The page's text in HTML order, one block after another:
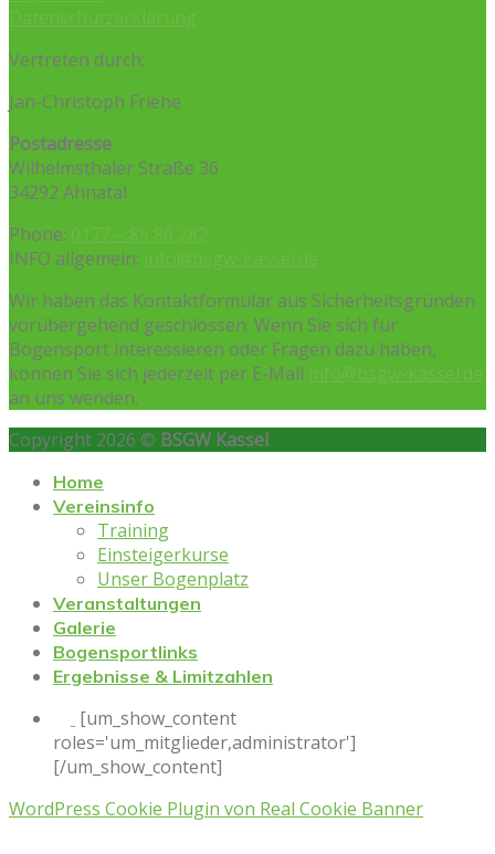
Datenschutzerklärung
Vertreten durch:
Jan-Christoph Friehe
Postadresse
Wilhelmsthaler Straße 36
34292 Ahnatal
Phone: 0177 – 85 80 282
INFO allgemein: info@bsgw-kassel.de
Wir haben das Kontaktformular aus Sicherheitsgründen
vorübergehend geschlossen. Wenn Sie sich für
Bogensport interessieren oder Fragen dazu haben,
können Sie sich jederzeit per E-Mail info@bsgw-kassel.de
an uns wenden.
Copyright 2026 © BSGW Kassel
Home
Vereinsinfo
Training
Einsteigerkurse
Unser Bogenplatz
Veranstaltungen
Galerie
Bogensportlinks
Ergebnisse & Limitzahlen
[um_show_content
roles='um_mitglieder,administrator']
[/um_show_content]
WordPress Cookie Plugin von Real Cookie Banner